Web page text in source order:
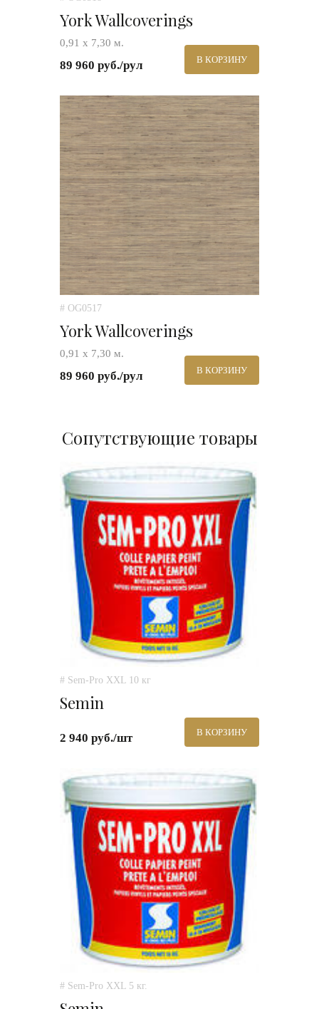
York Wallcoverings
0,91 х 7,30 м.
89 960 руб./рул В КОРЗИНУ
# OG0517
York Wallcoverings
0,91 х 7,30 м.
89 960 руб./рул В КОРЗИНУ
Сопутствующие товары
# Sem-Pro XXL 10 кг
Semin
2 940 руб./шт В КОРЗИНУ
# Sem-Pro XXL 5 кг.